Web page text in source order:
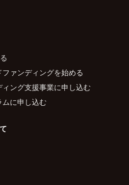
ァンディングを始める
ング支援事業に申し込む
に申し込む